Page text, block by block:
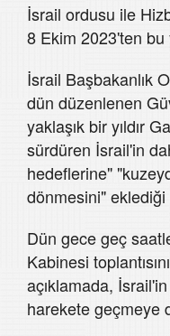
İsrail ordusu ile
8 Ekim 2023'ten
İsrail Başbakanlık
dün düzenlenen
yaklaşık bir yıldır
sürdüren İsrail'in
hedeflerine"
dönmesini"
Dün gece geç
Kabinesi
açıklamada,
harekete geçmeye